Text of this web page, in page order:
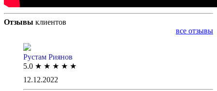
Отзывы клиентов
все отзывы
Рустам Риянов
5.0 ★ ★ ★ ★ ★
12.12.2022